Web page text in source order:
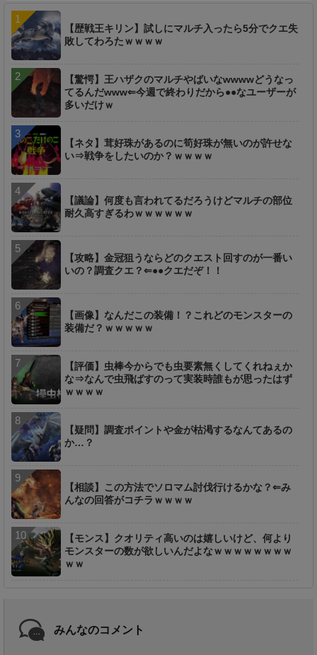
【歴戦王キリン】試しにマルチ入ったら5分でクエ失
敗してわろたｗｗｗｗ
【驚愕】王ハザクのマルチやばいなwwwwどうなっ
てるんだwww⇐今週で終わりだから●●なユーザーが
多いだけｗ
【ネタ】茸好珠があるのに筍好珠が無いのが許せな
い⇒戦争をしたいのか？ｗｗｗｗ
【議論】何度も言われてるだろうけどマルチの部位
耐久高すぎるわｗｗｗｗｗｗ
【攻略】金冠狙うならどのクエスト回すのが一番い
いの？調査クエ？⇐●●クエだぞ！！
【画像】なんだこの装備！？これどのモンスターの
装備だ？ｗｗｗｗｗ
【評価】虫棒今からでも虫要素無くしてくれねぇか
な⇒なんで虫飛ばすのって実装時誰もが思ったはず
ｗｗｗｗ
【疑問】調査ポイントや金が枯渇するなんてあるの
か…？
【相談】この方法でソロマム討伐行けるかな？⇐み
んなの回答がコチラｗｗｗｗ
【モンス】クオリティ高いのは嬉しいけど、何より
モンスターの数が欲しいんだよなｗｗｗｗｗｗｗｗ
ｗｗ
みんなのコメント